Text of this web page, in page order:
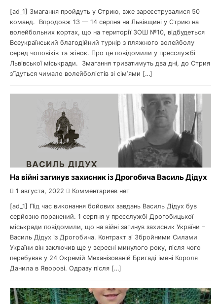
[ad_1] Змагання пройдуть у Стрию, вже зареєструвалися 50
команд. Впродовж 13 — 14 серпня на Львівщині у Стрию на
волейбольних кортах, що на території ЗОШ №10, відбудеться
Всеукраїнський благодійний турнір з пляжного волейболу
серед чоловіків та жінок. Про це повідомили у пресслужбі
Львівської міськради. Змагання триватимуть два дні, до Стрия
зʼїдуться чимало волейболістів зі сімʼями […]
На війні загинув захисник із Дрогобича Василь Дідух
1 августа, 2022 Комментариев нет
[ad_1] Під час виконання бойових завдань Василь Дідух був
серйозно поранений. 1 серпня у пресслужбі Дрогобицької
міськради повідомили, що на війні загинув захисник України –
Василь Дідух із Дрогобича. Контракт зі Збройними Силами
України він заключив ще у вересні минулого року, після чого
перебував у 24 Окремій Механізованій Бригаді імені Короля
Данила в Яворові. Одразу після […]